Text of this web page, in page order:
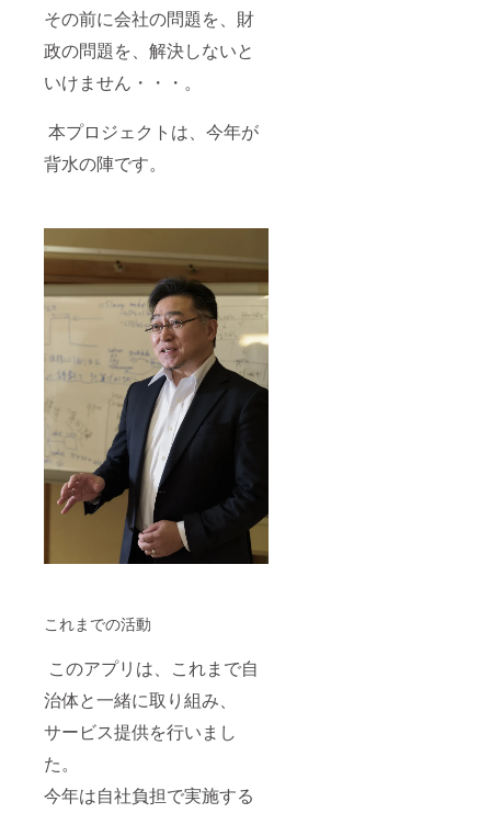
その前に会社の問題を、財
政の問題を、解決しないと
いけません・・・。
本プロジェクトは、今年が
背水の陣です。
これまでの活動
このアプリは、これまで自
治体と一緒に取り組み、
サービス提供を行いまし
た。
今年は自社負担で実施する